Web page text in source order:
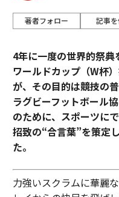
著者フォロー 記事
4年に一度の世界的祭
ワールドカップ（W杯
が、その目的は競技の
ラグビーフットボール
のために、スポーツに
招致の“合言葉”を策定
た。
力強いスクラムに華麗